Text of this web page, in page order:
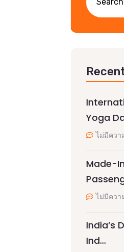
Yoga
ไม่มีควา
Made-
ไม่มีควา
India’s
Ind…